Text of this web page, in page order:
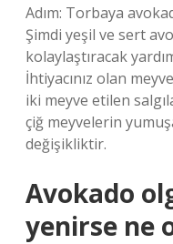
Adım: Torbaya
Şimdi yeşil ve sert
kolaylaştıracak
İhtiyacınız olan
iki meyve etilen
çiğ meyvelerin
değişikliktir.
Avokado
yenirse ne